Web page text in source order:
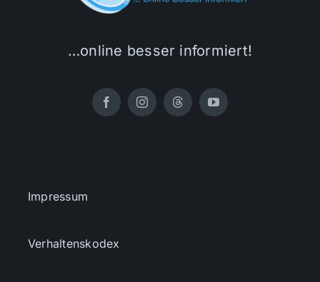
…online besser informiert!
Impressum
Verhaltenskodex